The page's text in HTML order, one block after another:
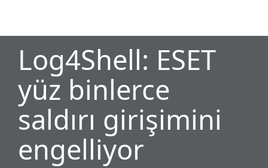
Log4Shell: ESET
yüz binlerce
saldırı girişimini
engelliyor